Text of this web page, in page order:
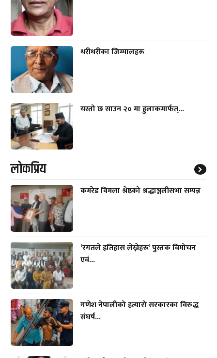
थरीथरीका जिम्मालहरू
यस्तो छ साउन २० मा हुलाकमार्फत्...
लाेकप्रिय
कमरेड विमला श्रेष्ठको श्रद्धाञ्जलीसभा सम्पन्न
‘रगतले इतिहास लेख्नेहरू’ पुस्तक विमोचन
एवं...
गणेश नेपालीको हत्यारो सरकारका विरुद्ध
संघर्ष...